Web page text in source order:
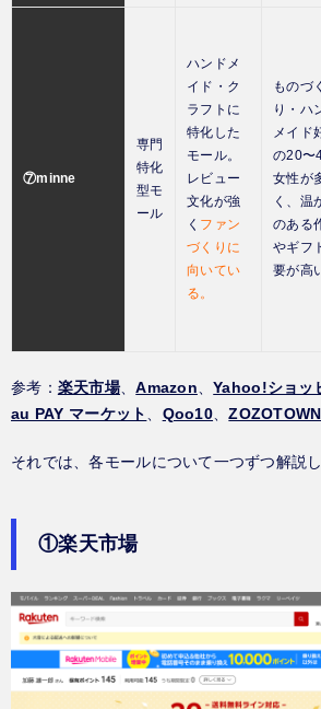
⑦minne
専門
特化
型モ
ール
ハンドメ
イド・ク
ラフトに
特化した
モール。
レビュー
文化が強
く ファン
づくりに
向いてい
る。
ものづく
り・ハ
メイド
の20〜
女性が
く、温
のある
やギフ
要が高
参考： 楽天市場、Amazon 、Yahoo!ショッ
au PAY マーケット
Qoo10 、ZOZOTOWN
それでは、各モールについて一つずつ解説し
①楽天市場